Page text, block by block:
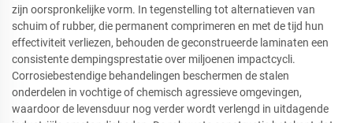
zijn oorspronkelijke vorm. In tegenstelling tot alternatieven van
schuim of rubber, die permanent comprimeren en met de tijd hun
effectiviteit verliezen, behouden de geconstrueerde laminaten een
consistente dempingsprestatie over miljoenen impactcycli.
Corrosiebestendige behandelingen beschermen de stalen
onderdelen in vochtige of chemisch agressieve omgevingen,
waardoor de levensduur nog verder wordt verlengd in uitdagende